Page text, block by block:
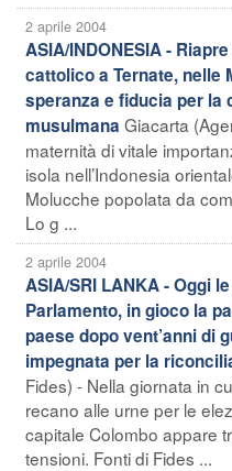
2 aprile 2004
ASIA/INDONESIA -
cattolico a Ternate, nelle
speranza e fiducia per la
musulmana Giacarta
maternità di vitale
isola nell’Indonesia
Molucche popolata da
Lo g ...
2 aprile 2004
ASIA/SRI LANKA - Oggi
Parlamento, in gioco la
paese dopo vent’anni di
impegnata per la
Fides) - Nella giornata in
recano alle urne per le
capitale Colombo appare
tensioni. Fonti di Fides ...